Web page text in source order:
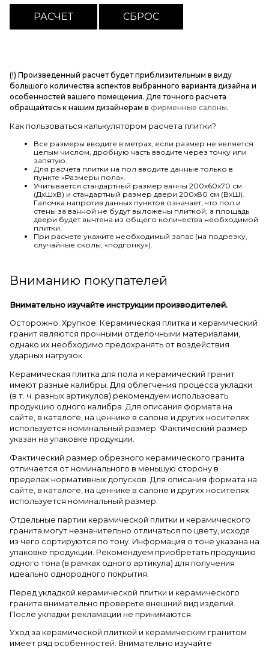
(!) Произведенный расчет будет приблизительным в виду
большого количества аспектов выбранного варианта дизайна и
особенностей вашего помещения. Для точного расчета
обращайтесь к нашим дизайнерам в фирменные салоны.
Как пользоваться калькулятором расчета плитки?
Все размеры вводите в метрах, если размер не является
целым числом, дробную часть вводите через точку или
запятую.
Для расчета плитки на пол вводите данные только в
пункте «Размеры пола».
Учитывается стандартный размер ванны 200х60х70 см
(ДхШхВ) и стандартный размер двери 200х80 см (ВхШ).
Галочка напротив данных пунктов означает, что пол и
стены за ванной не будут выложены плиткой, а площадь
двери будет вычтена из общего количества необходимой
плитки.
При расчете укажите необходимый запас (на подрезку,
случайные сколы, «подгонку»).
Вниманию покупателей
Внимательно изучайте инструкции производителей.
Осторожно. Хрупкое. Керамическая плитка и керамический
гранит являются прочными отделочными материалами,
однако их необходимо предохранять от воздействия
ударных нагрузок.
Керамическая плитка для пола и керамический гранит
имеют разные калибры. Для облегчения процесса укладки
(в т. ч. разных артикулов) рекомендуем использовать
продукцию одного калибра. Для описания формата на
сайте, в каталоге, на ценнике в салоне и других носителях
используется номинальный размер. Фактический размер
указан на упаковке продукции.
Фактический размер обрезного керамического гранита
отличается от номинального в меньшую сторону в
пределах нормативных допусков. Для описания формата на
сайте, в каталоге, на ценнике в салоне и других носителях
используется номинальный размер.
Отдельные партии керамической плитки и керамического
гранита могут незначительно отличаться по цвету, исходя
из чего сортируются по тону. Информация о тоне указана на
упаковке продукции. Рекомендуем приобретать продукцию
одного тона (в рамках одного артикула) для получения
идеально однородного покрытия.
Перед укладкой керамической плитки и керамического
гранита внимательно проверьте внешний вид изделий.
После укладки рекламации не принимаются.
Уход за керамической плиткой и керамическим гранитом
имеет ряд особенностей. Внимательно изучайте